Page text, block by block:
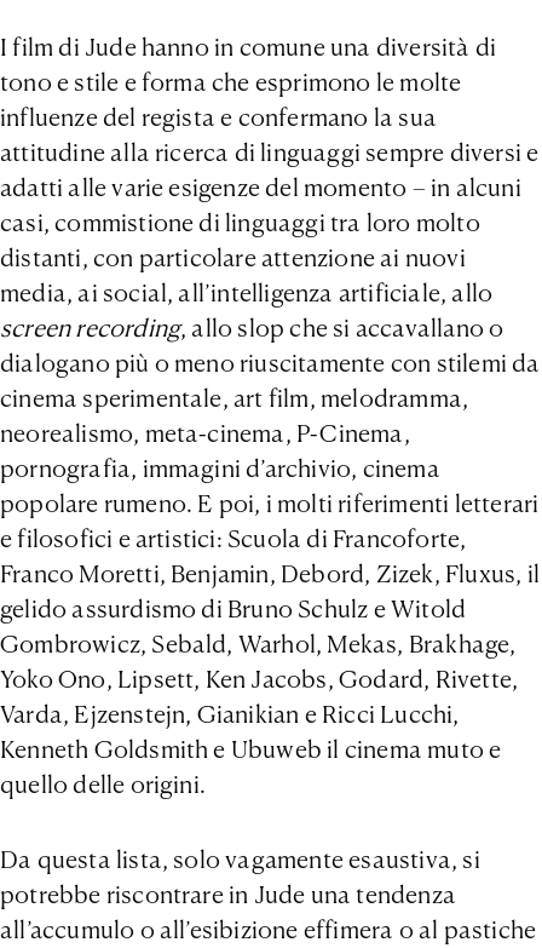
I film di Jude hanno in comune una diversità di
tono e stile e forma che esprimono le molte
influenze del regista e confermano la sua
attitudine alla ricerca di linguaggi sempre diversi e
adatti alle varie esigenze del momento – in alcuni
casi, commistione di linguaggi tra loro molto
distanti, con particolare attenzione ai nuovi
media, ai social, all’intelligenza artificiale, allo
screen recording, allo slop che si accavallano o
dialogano più o meno riuscitamente con stilemi da
cinema sperimentale, art film, melodramma,
neorealismo, meta-cinema, P-Cinema,
pornografia, immagini d’archivio, cinema
popolare rumeno. E poi, i molti riferimenti letterari
e filosofici e artistici: Scuola di Francoforte,
Franco Moretti, Benjamin, Debord, Zizek, Fluxus, il
gelido assurdismo di Bruno Schulz e Witold
Gombrowicz, Sebald, Warhol, Mekas, Brakhage,
Yoko Ono, Lipsett, Ken Jacobs, Godard, Rivette,
Varda, Ejzenstejn, Gianikian e Ricci Lucchi,
Kenneth Goldsmith e Ubuweb il cinema muto e
quello delle origini.
Da questa lista, solo vagamente esaustiva, si
potrebbe riscontrare in Jude una tendenza
all’accumulo o all’esibizione effimera o al pastiche